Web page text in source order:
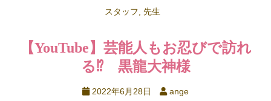
スタッフ 先生
【YouTube】芸能人もお忍びで訪れ
る⁉︎ 黒龍大神様
2022年6月28日 ange